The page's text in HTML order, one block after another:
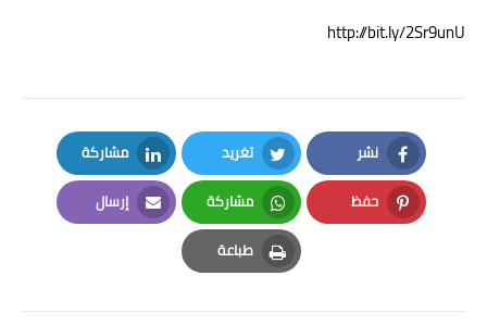
http://bit.ly/2Sr9unU
نشر
Facebook
تغريد
Twitter
مشاركة
LinkedIn
حفظ
Pinterest
مشاركة
Whatsapp
إرسال
Email
طباعة
Print